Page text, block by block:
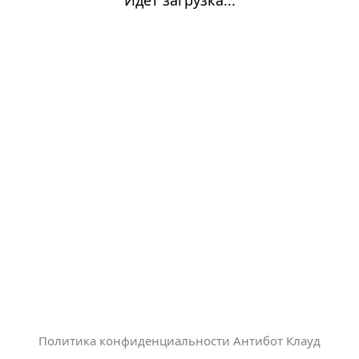
Политика конфиденциальности Антибот Клауд